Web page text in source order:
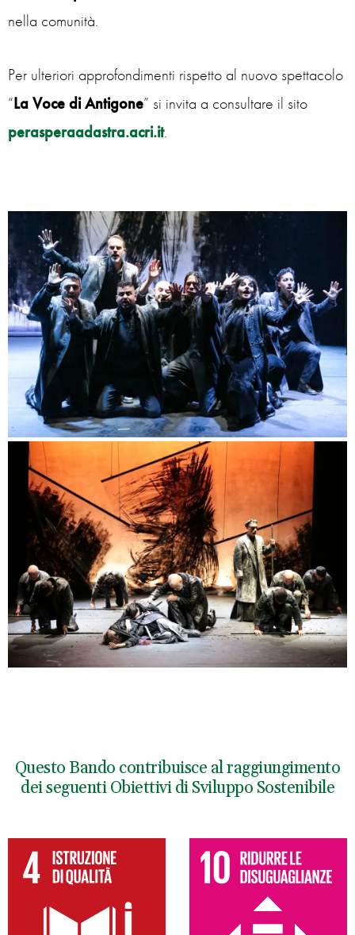
nella comunità.
Per ulteriori approfondimenti rispetto al nuovo spettacolo
“La Voce di Antigone” si invita a consultare il sito
perasperaadastra.acri.it.
Questo Bando contribuisce al raggiungimento
dei seguenti Obiettivi di Sviluppo Sostenibile